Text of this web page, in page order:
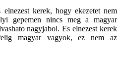
kerek, hogy ekezetet nem
gepemen nincs meg a magyar
nagyjabol. Es elnezest kerek
magyar vagyok, ez nem az